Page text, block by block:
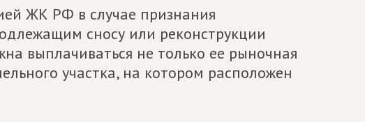
ЖК РФ в случае признания
сносу или реконструкции
выплачиваться не только ее рыночная
участка, на котором расположен